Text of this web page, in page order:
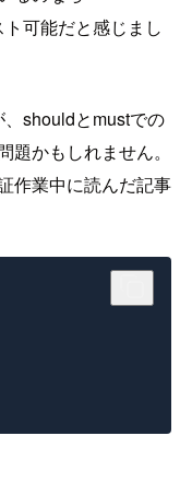
可能だと感じまし
、shouldとmustでの
かもしれません。
作業中に読んだ記事